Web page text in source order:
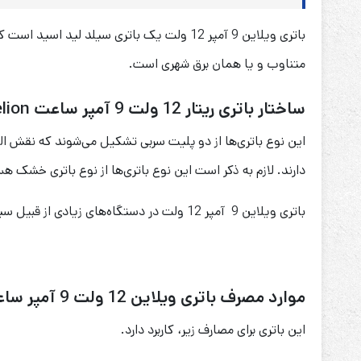
متناوب و یا همان برق شهری است.
ساختار باتری ریتار 12 ولت 9 آمپر ساعت Welion
دارند. لازم به ذکر است این نوع باتری‌ها از نوع باتری خشک
باتری ویلاین 9 آمپر 12 ولت در دستگاه‌های زیادی از قبیل سیستم‌های نجات آسانسور، ماشین و موتور‌های شارژی کودکان، یو پی اس و … کاربرد دارد.
موارد مصرف باتری ویلاین 12 ولت 9 آمپر ساعت Welion
این باتری برای مصارف زیر، کاربرد دارد.